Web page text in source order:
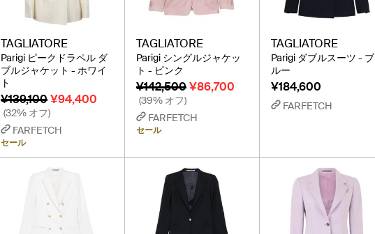
TAGLIATORE
Parigi ピークドラペル ダ
ブルジャケット - ホワイ
ト
¥139,100 ¥94,400
(32% オフ)
FARFETCH
セール
TAGLIATORE
Parigi シングルジャケッ
ト - ピンク
¥142,500 ¥86,700
(39% オフ)
FARFETCH
セール
TAGLIATORE
Parigi ダブルスーツ - ブ
ルー
¥184,600
FARFETCH